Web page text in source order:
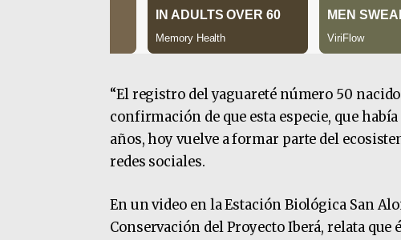
“El registro del yaguareté número 50
confirmación de que esta especie, que
años, hoy vuelve a formar parte del
redes sociales.
En un video en la Estación Biológica San
Conservación del Proyecto Iberá, relata